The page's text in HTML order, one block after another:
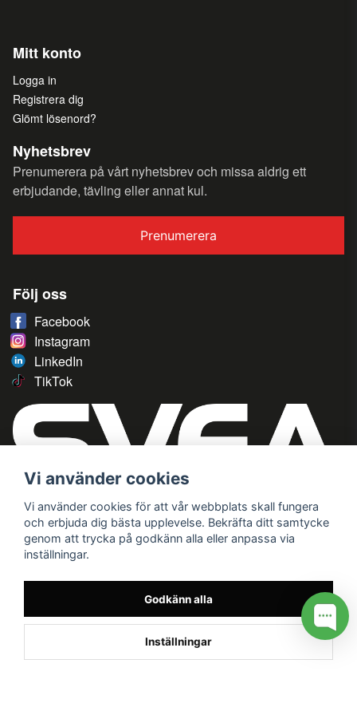
Mitt konto
Logga in
Registrera dig
Glömt lösenord?
Nyhetsbrev
Prenumerera på vårt nyhetsbrev och missa aldrig ett
erbjudande, tävling eller annat kul.
Prenumerera
Följ oss
Facebook
Instagram
LinkedIn
TikTok
Vi använder cookies
Vi använder cookies för att vår webbplats skall fungera
och erbjuda dig bästa upplevelse. Bekräfta ditt samtycke
genom att trycka på godkänn alla eller anpassa via
inställningar.
Godkänn alla
Inställningar